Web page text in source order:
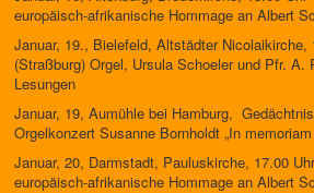
europäisch-afrikanische Hommage an Albert
Januar, 19., Bielefeld, Altstädter Nicolaikirche,
(Straßburg) Orgel, Ursula Schoeler und Pfr. A.
Lesungen
Januar, 19, Aumühle bei Hamburg,
Orgelkonzert Susanne Bornholdt „In
Januar, 20, Darmstadt, Pauluskirche, 17.00
europäisch-afrikanische Hommage an Albert